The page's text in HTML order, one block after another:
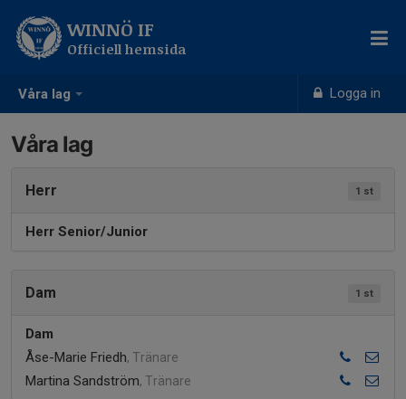
Våra lag Logga in
WINNÖ IF
Officiell hemsida
Våra lag
1 st
Herr
Herr Senior/Junior
1 st
Dam
Dam
Åse-Marie Friedh, Tränare
Martina Sandström, Tränare